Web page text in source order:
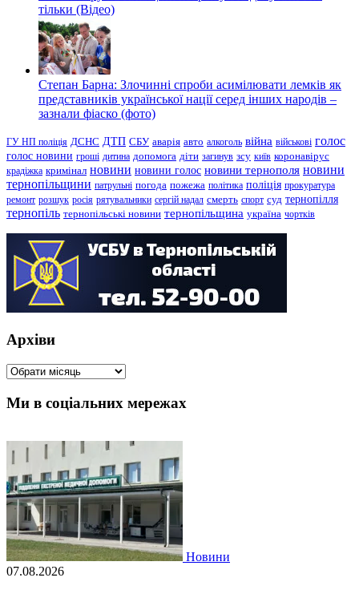
тільки (Відео)
Степан Барна: Злочинні спроби асимілювати лемків як
представників української нації серед інших народів –
зазнали фіаско (фото)
ГУ НП поліція ДСНС ДТП СБУ аварія авто алкоголь війна військові голос
голос новини гроші дитина допомога діти загинув зсу київ коронавірус
крадіжка кримінал новини новини голос новини тернополя новини
тернопільщини патрульні погода пожежа політика поліція прокуратура
ремонт розшук росія рятувальники сергій надал смерть спорт суд тернопілля
тернопіль тернопільські новини тернопільщина україна чортків
Архіви
Архіви
Ми в соціальних мережах
Новини
07.08.2026